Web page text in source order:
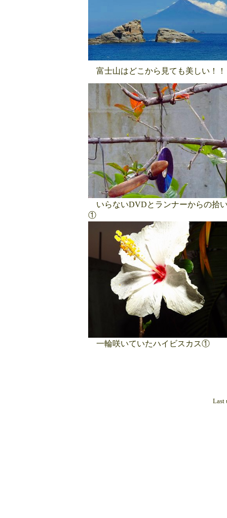
富士山はどこから見ても美しい！
いらないDVDとランナーからの拾
①
一輪咲いていたハイビスカス①
Last